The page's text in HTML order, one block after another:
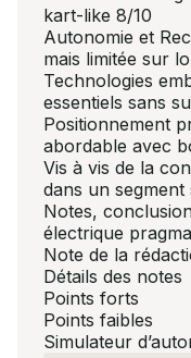
kart-like 8/10
Autonomie et
mais limitée sur
Technologies
essentiels sans
Positionnement
abordable avec
Vis à vis de la
dans un segment
Notes,
électrique
Note de la
Détails des notes
Points forts
Points faibles
Simulateur